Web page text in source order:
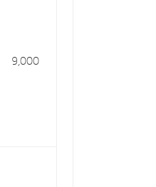
9,000